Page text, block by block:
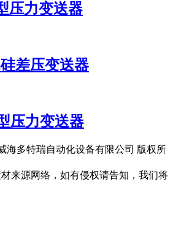
压力变送器
差压变送器
压力变送器
海多特瑞自动化设备有限公司 版权所
来源网络，如有侵权请告知，我们将